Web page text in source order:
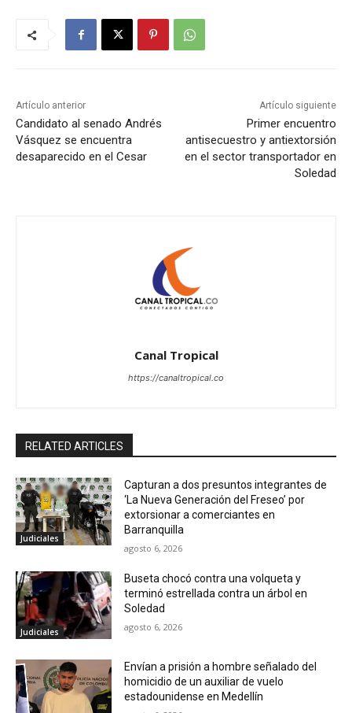
Artículo anterior
Candidato al senado Andrés
Vásquez se encuentra
desaparecido en el Cesar
Artículo siguiente
Primer encuentro
antisecuestro y antiextorsión
en el sector transportador en
Soledad
Canal Tropical
https://canaltropical.co
RELATED ARTICLES
Judiciales
Capturan a dos presuntos integrantes de
‘La Nueva Generación del Freseo’ por
extorsionar a comerciantes en
Barranquilla
agosto 6, 2026
Judiciales
Buseta chocó contra una volqueta y
terminó estrellada contra un árbol en
Soledad
agosto 6, 2026
Envían a prisión a hombre señalado del
homicidio de un auxiliar de vuelo
estadounidense en Medellín